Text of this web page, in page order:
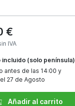
€
IVA
incluido (solo península)
antes de las 14:00 y
27 de Agosto
Añadir al carrito